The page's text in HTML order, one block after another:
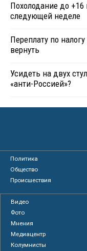
Похолодание до
следующей неделе
Переплату по
вернуть
Усидеть на двух
«анти-Россией»?
Политика
Общество
Происшествия
Видео
Фото
Мнения
Медиацентр
Колумнисты